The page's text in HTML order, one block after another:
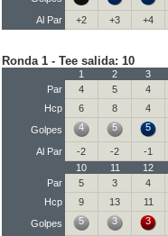
Al Par +2 +3 +4
Ronda 1 - Tee salida: 10
1 2 3
Par
4 5 4
Hcp
6 8 4
Golpes
4 5 5
Al Par -2 -2 -1
10
11 12
Par
5 3 4
Hcp
9 13 11
Golpes
5 3 3